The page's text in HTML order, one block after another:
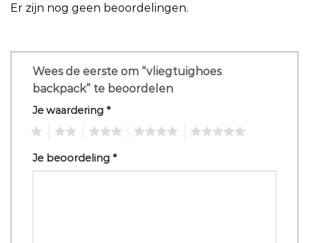
Er zijn nog geen beoordelingen.
Wees de eerste om “vliegtuighoes
backpack” te beoordelen
Je waardering *
Je beoordeling *